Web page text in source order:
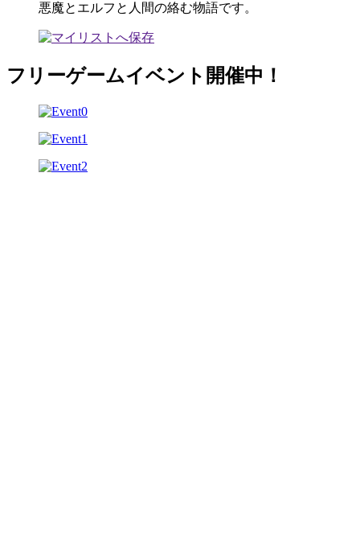
悪魔とエルフと人間の絡む物語です。
フリーゲームイベント開催中！